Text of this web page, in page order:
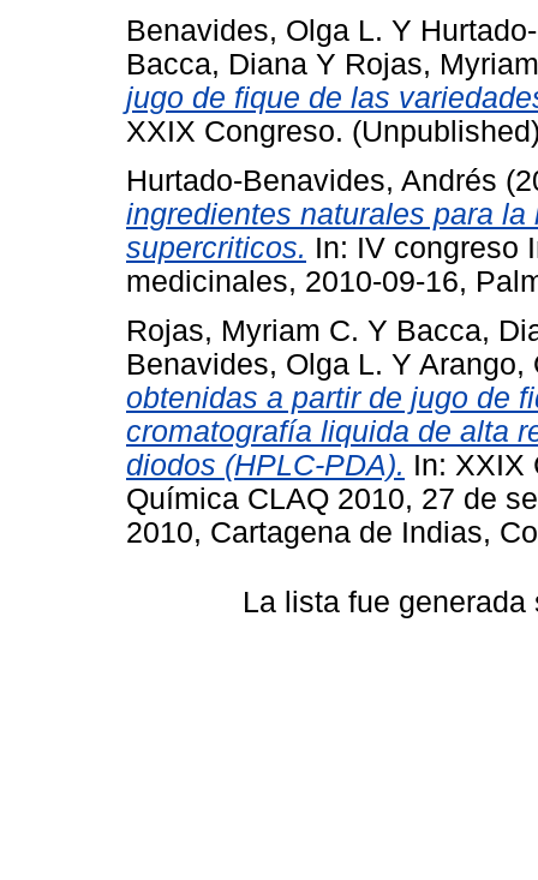
Benavides, Olga L. Y
Bacca, Diana Y Rojas,
jugo de fique de las
XXIX Congreso.
Hurtado-Benavides, Andrés
ingredientes naturales para
supercriticos. In: IV congreso
medicinales, 2010-09-16,
Rojas, Myriam C. Y Bacca,
Benavides, Olga L. Y Arango,
obtenidas a partir de jugo de
cromatografía liquida de alta
diodos (HPLC-PDA). In: XXIX
Química CLAQ 2010, 27 de
2010, Cartagena de Indias,
La lista fue